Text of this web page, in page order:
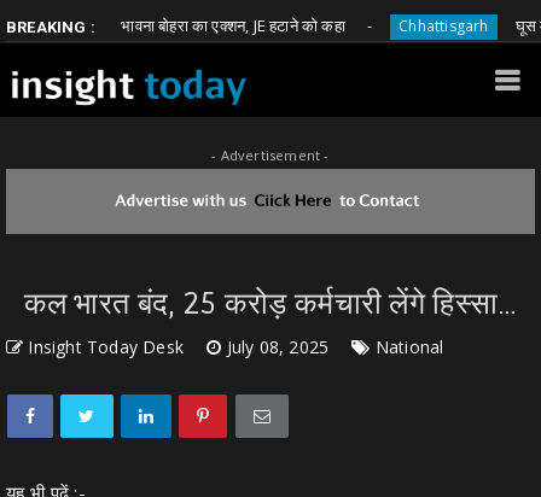
BREAKING :
विधायक भावना बोहरा का एक्शन, JE हटाने को कहा Chhattisgarh घूस मांगने
- Advertisement -
कल भारत बंद, 25 करोड़ कर्मचारी लेंगे हिस्सा…
Insight Today Desk July 08, 2025 National